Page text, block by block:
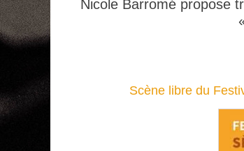
Nicole Barromé propose
Scène libre du